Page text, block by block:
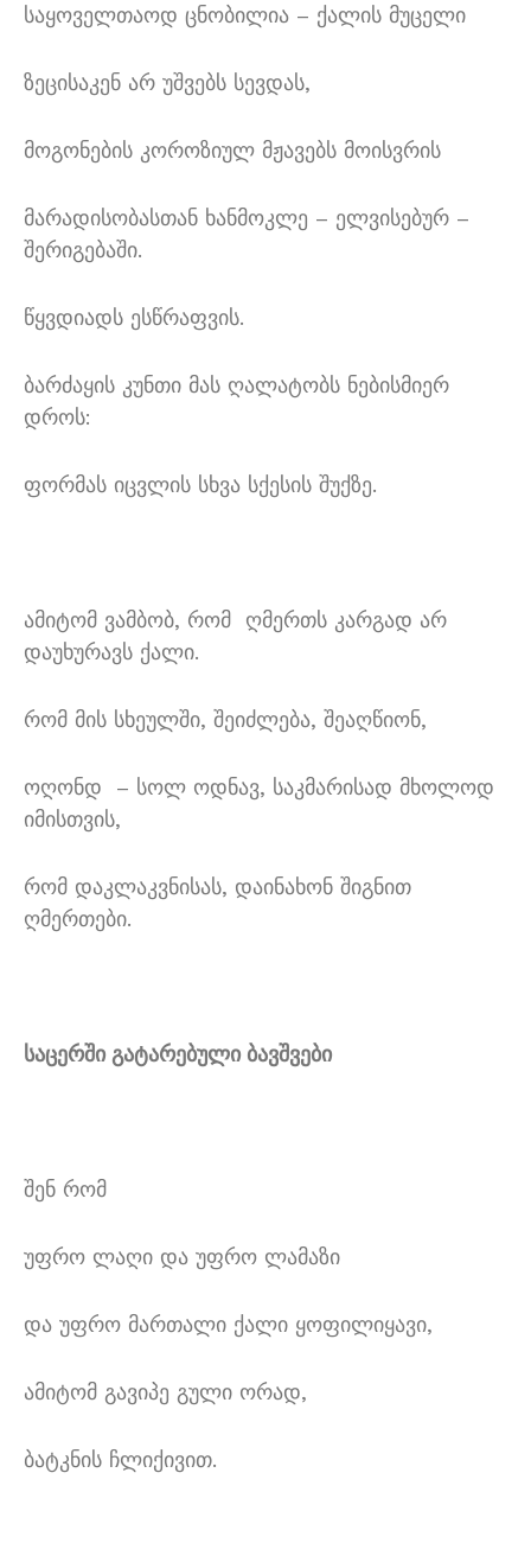
საყოველთაოდ ცნობილია – ქალის მუცელი
ზეცისაკენ არ უშვებს სევდას,
მოგონების კოროზიულ მჟავებს მოისვრის
მარადისობასთან ხანმოკლე – ელვისებურ –
შერიგებაში.
წყვდიადს ესწრაფვის.
ბარძაყის კუნთი მას ღალატობს ნებისმიერ
დროს:
ფორმას იცვლის სხვა სქესის შუქზე.
ამიტომ ვამბობ, რომ ღმერთს კარგად არ
დაუხურავს ქალი.
რომ მის სხეულში, შეიძლება, შეაღწიონ,
ოღონდ – სოლ ოდნავ, საკმარისად მხოლოდ
იმისთვის,
რომ დაკლაკვნისას, დაინახონ შიგნით
ღმერთები.
საცერში გატარებული ბავშვები
შენ რომ
უფრო ლაღი და უფრო ლამაზი
და უფრო მართალი ქალი ყოფილიყავი,
ამიტომ გავიპე გული ორად,
ბატკნის ჩლიქივით.